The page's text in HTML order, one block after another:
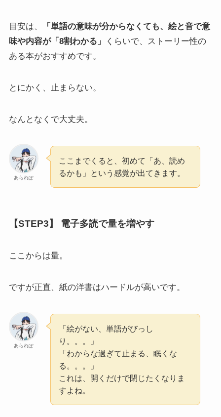
目安は、
「単語の意味が分からなくても、絵と音で意
味や内容が「8割わかる」
くらいで、ストーリー性の
ある本がおすすめです。
とにかく、止まらない。
なんとなくで大丈夫。
あられぽ
ここまでくると、初めて「あ、読め
るかも」という感覚が出てきます。
【STEP3】 電子多読で量を増やす
ここからは量。
ですが正直、紙の洋書はハードルが高いです。
あられぽ
「絵がない、単語がびっし
り。。。」
「わからな過ぎて止まる、眠くな
る。。。」
これは、開くだけで閉じたくなりま
すよね。